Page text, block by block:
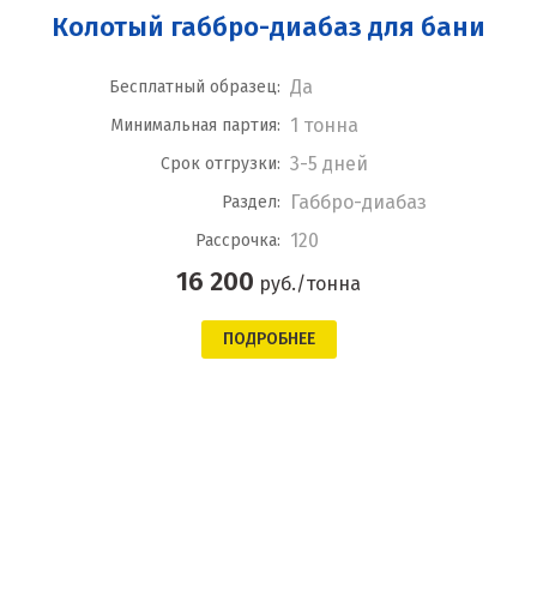
Колотый габбро-диабаз для бани
Бесплатный образец: Да
Минимальная партия: 1 тонна
Срок отгрузки: 3-5 дней
Раздел: Габбро-диабаз
Рассрочка: 120
16 200 руб./тонна
ПОДРОБНЕЕ